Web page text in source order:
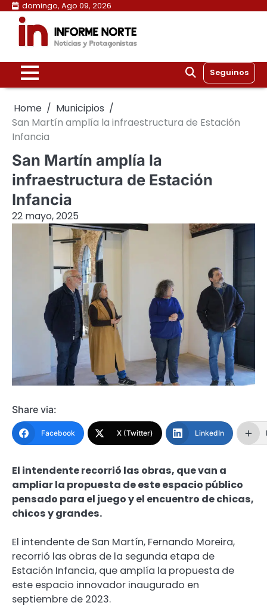
Skip
content
domingo, Ago 09, 2026
Seguinos
Home
Municipios
San Martín amplía la infraestructura de Estación
Infancia
San Martín amplía la
infraestructura de Estación
Infancia
22 mayo, 2025
Share via:
Facebook X (Twitter) LinkedIn
El intendente recorrió las obras, que van a
ampliar la propuesta de este espacio público
pensado para el juego y el encuentro de chicas,
chicos y grandes.
El intendente de San Martín, Fernando Moreira,
recorrió las obras de la segunda etapa de
Estación Infancia, que amplía la propuesta de
este espacio innovador inaugurado en
septiembre de 2023.